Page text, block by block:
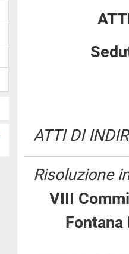
ATTI DI
Risoluzione
VIII